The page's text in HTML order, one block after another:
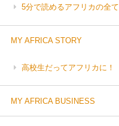
5分で読めるアフリカの全て
MY AFRICA STORY
高校生だってアフリカに！
MY AFRICA BUSINESS